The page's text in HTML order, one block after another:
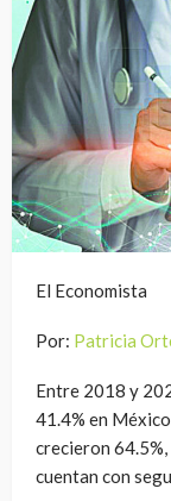
El Economista
Por: Patricia
Entre 2018 y
41.4% en
crecieron
cuentan con